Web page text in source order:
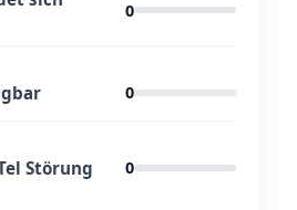
0
0
Störung 0